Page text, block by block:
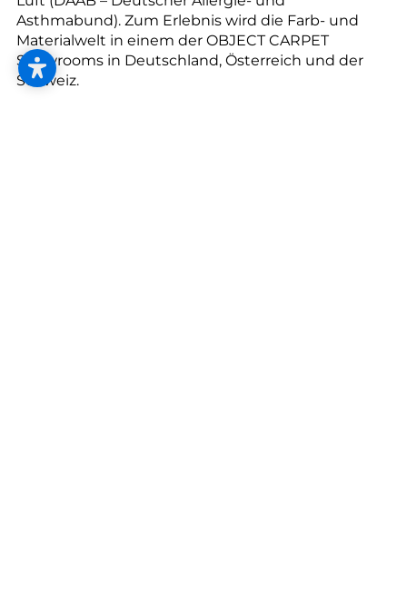
Asthmabund). Zum Erlebnis wird die Farb- und
Materialwelt in einem der OBJECT CARPET
Showrooms in Deutschland, Österreich und der
Schweiz.